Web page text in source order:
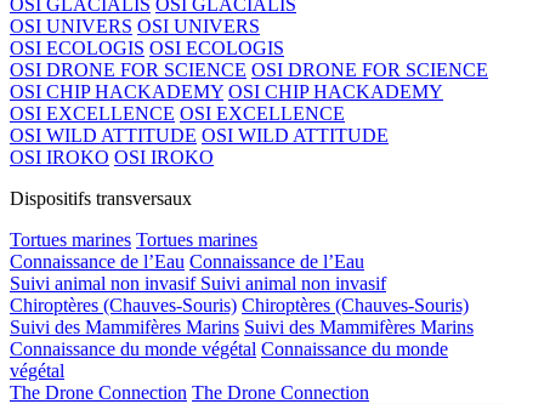
OSI GLACIALIS OSI GLACIALIS
OSI UNIVERS OSI UNIVERS
OSI ECOLOGIS OSI ECOLOGIS
OSI DRONE FOR SCIENCE OSI DRONE FOR SCIENCE
OSI CHIP HACKADEMY OSI CHIP HACKADEMY
OSI EXCELLENCE OSI EXCELLENCE
OSI WILD ATTITUDE OSI WILD ATTITUDE
OSI IROKO OSI IROKO
Dispositifs transversaux
Tortues marines Tortues marines
Connaissance de l’Eau Connaissance de l’Eau
Suivi animal non invasif Suivi animal non invasif
Chiroptères (Chauves-Souris) Chiroptères (Chauves-Souris)
Suivi des Mammifères Marins Suivi des Mammifères Marins
Connaissance du monde végétal Connaissance du monde
végétal
The Drone Connection The Drone Connection